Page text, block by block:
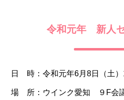
令和元年 新人
日 時：令和元年6月8日（土
場 所：ウインク愛知 ９F会